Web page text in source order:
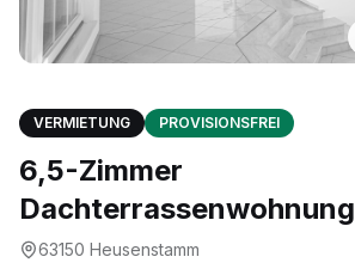
VERMIETUNG PROVISIONSFREI
6,5-Zimmer
Dachterrassenwohnung
63150 Heusenstamm